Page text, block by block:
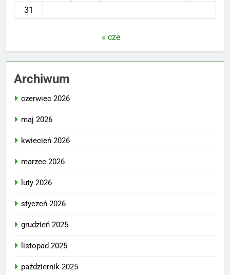
31
« cze
Archiwum
czerwiec 2026
maj 2026
kwiecień 2026
marzec 2026
luty 2026
styczeń 2026
grudzień 2025
listopad 2025
październik 2025